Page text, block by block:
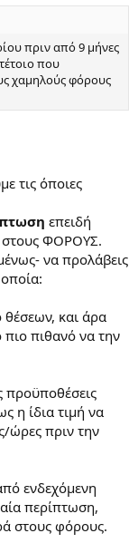
πριν από 9 μήνες
που
χαμηλούς φόρους
τις όποιες
επειδή
στους ΦΟΡΟΥΣ.
να προλάβεις
θέσεων, και άρα
πιθανό να την
προϋποθέσεις
η ίδια τιμή να
ώρες πριν την
ενδεχόμενη
περίπτωση,
στους φόρους.